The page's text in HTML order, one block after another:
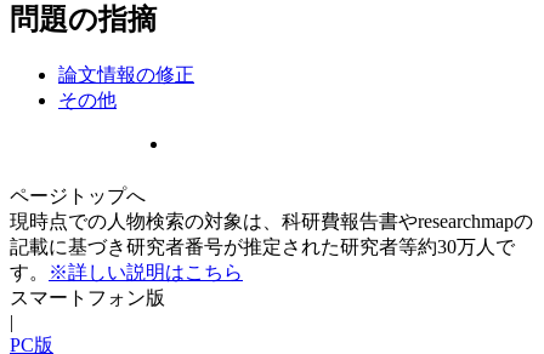
問題の指摘
論文情報の修正
その他
ページトップへ
現時点での人物検索の対象は、科研費報告書やresearchmapの
記載に基づき研究者番号が推定された研究者等約30万人で
す。
※詳しい説明はこちら
スマートフォン版
|
PC版